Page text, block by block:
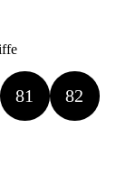
81 82